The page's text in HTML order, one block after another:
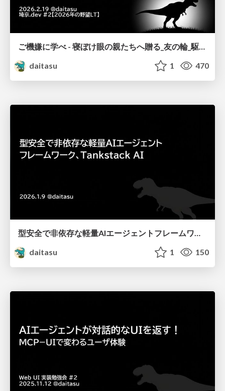
ご機嫌に学べ - 寝ぼけ眼の親たちへ贈る_友の輪_駆動開発 -
daitasu
1 470
型安全で非依存な軽量AIエージェントフレームワーク、Tankstack AI
daitasu
1 150